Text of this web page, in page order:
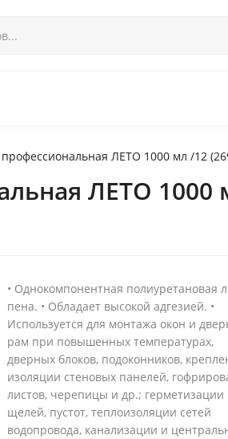
ЛЕТО 1000 мл /12
ЛЕТО 1000
• Однокомпонентная полиуретановая
пена. • Обладает высокой адгезией. •
Используется для монтажа окон и
рам при повышенных температурах,
дверных блоков, подоконников,
изоляции стеновых панелей,
листов, черепицы и др.; герметизации
щелей, пустот, теплоизоляции сетей
водопровода, канализации и